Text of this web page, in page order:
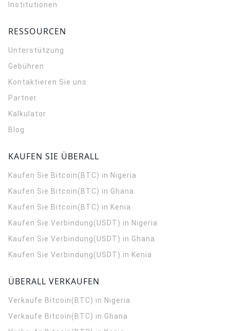
Institutionen
RESSOURCEN
Unterstützung
Gebühren
Kontaktieren Sie uns
Partner
Kalkulator
Blog
KAUFEN SIE ÜBERALL
Kaufen Sie Bitcoin(BTC) in Nigeria
Kaufen Sie Bitcoin(BTC) in Ghana
Kaufen Sie Bitcoin(BTC) in Kenia
Kaufen Sie Verbindung(USDT) in Nigeria
Kaufen Sie Verbindung(USDT) in Ghana
Kaufen Sie Verbindung(USDT) in Kenia
ÜBERALL VERKAUFEN
Verkaufe Bitcoin(BTC) in Nigeria
Verkaufe Bitcoin(BTC) in Ghana